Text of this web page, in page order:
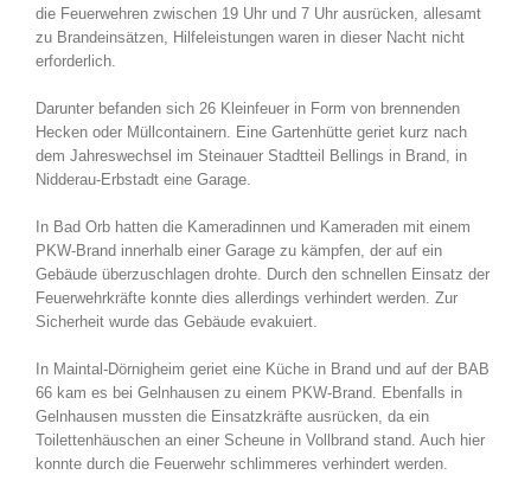
die Feuerwehren zwischen 19 Uhr und 7 Uhr ausrücken, allesamt
zu Brandeinsätzen, Hilfeleistungen waren in dieser Nacht nicht
erforderlich.
Darunter befanden sich 26 Kleinfeuer in Form von brennenden
Hecken oder Müllcontainern. Eine Gartenhütte geriet kurz nach
dem Jahreswechsel im Steinauer Stadtteil Bellings in Brand, in
Nidderau-Erbstadt eine Garage.
In Bad Orb hatten die Kameradinnen und Kameraden mit einem
PKW-Brand innerhalb einer Garage zu kämpfen, der auf ein
Gebäude überzuschlagen drohte. Durch den schnellen Einsatz der
Feuerwehrkräfte konnte dies allerdings verhindert werden. Zur
Sicherheit wurde das Gebäude evakuiert.
In Maintal-Dörnigheim geriet eine Küche in Brand und auf der BAB
66 kam es bei Gelnhausen zu einem PKW-Brand. Ebenfalls in
Gelnhausen mussten die Einsatzkräfte ausrücken, da ein
Toilettenhäuschen an einer Scheune in Vollbrand stand. Auch hier
konnte durch die Feuerwehr schlimmeres verhindert werden.